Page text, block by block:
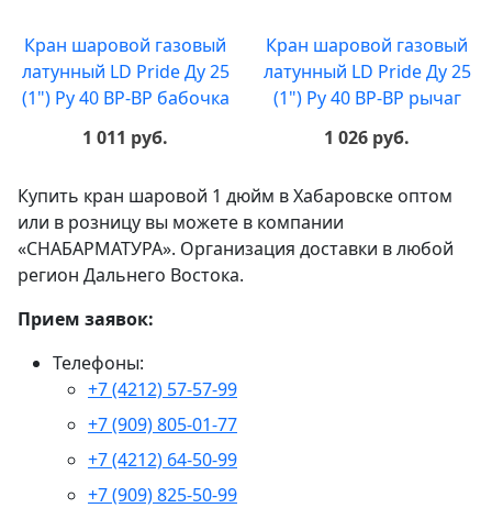
Кран шаровой газовый
латунный LD Pride Ду 25
(1") Ру 40 ВР-ВР бабочка
1 011 руб.
Кран шаровой газовый
латунный LD Pride Ду 25
(1") Ру 40 ВР-ВР рычаг
1 026 руб.
Купить кран шаровой 1 дюйм в Хабаровске оптом
или в розницу вы можете в компании
«СНАБАРМАТУРА». Организация доставки в любой
регион Дальнего Востока.
Прием заявок:
Телефоны:
+7 (4212) 57-57-99
+7 (909) 805-01-77
+7 (4212) 64-50-99
+7 (909) 825-50-99